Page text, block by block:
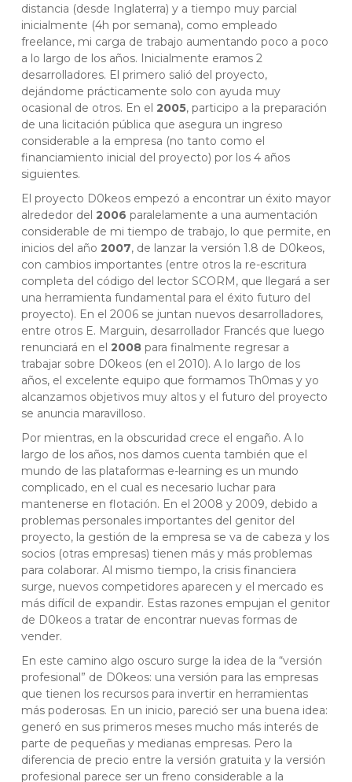
distancia (desde Inglaterra) y a tiempo muy parcial
inicialmente (4h por semana), como empleado
freelance, mi carga de trabajo aumentando poco a poco
a lo largo de los años. Inicialmente eramos 2
desarrolladores. El primero salió del proyecto,
dejándome prácticamente solo con ayuda muy
ocasional de otros. En el 2005, participo a la preparación
de una licitación pública que asegura un ingreso
considerable a la empresa (no tanto como el
financiamiento inicial del proyecto) por los 4 años
siguientes.
El proyecto D0keos empezó a encontrar un éxito mayor
alrededor del 2006 paralelamente a una aumentación
considerable de mi tiempo de trabajo, lo que permite, en
inicios del año 2007, de lanzar la versión 1.8 de D0keos,
con cambios importantes (entre otros la re-escritura
completa del código del lector SCORM, que llegará a ser
una herramienta fundamental para el éxito futuro del
proyecto). En el 2006 se juntan nuevos desarrolladores,
entre otros E. Marguin, desarrollador Francés que luego
renunciará en el 2008 para finalmente regresar a
trabajar sobre D0keos (en el 2010). A lo largo de los
años, el excelente equipo que formamos Th0mas y yo
alcanzamos objetivos muy altos y el futuro del proyecto
se anuncia maravilloso.
Por mientras, en la obscuridad crece el engaño. A lo
largo de los años, nos damos cuenta también que el
mundo de las plataformas e-learning es un mundo
complicado, en el cual es necesario luchar para
mantenerse en flotación. En el 2008 y 2009, debido a
problemas personales importantes del genitor del
proyecto, la gestión de la empresa se va de cabeza y los
socios (otras empresas) tienen más y más problemas
para colaborar. Al mismo tiempo, la crisis financiera
surge, nuevos competidores aparecen y el mercado es
más difícil de expandir. Estas razones empujan el genitor
de D0keos a tratar de encontrar nuevas formas de
vender.
En este camino algo oscuro surge la idea de la “versión
profesional” de D0keos: una versión para las empresas
que tienen los recursos para invertir en herramientas
más poderosas. En un inicio, pareció ser una buena idea:
generó en sus primeros meses mucho más interés de
parte de pequeñas y medianas empresas. Pero la
diferencia de precio entre la versión gratuita y la versión
profesional parece ser un freno considerable a la